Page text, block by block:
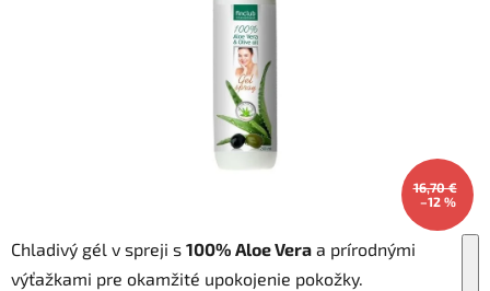
Chladivý gél v spreji s 100% Aloe Vera a prírodnými
výťažkami pre okamžité upokojenie pokožky.
16,70 €
–12 %